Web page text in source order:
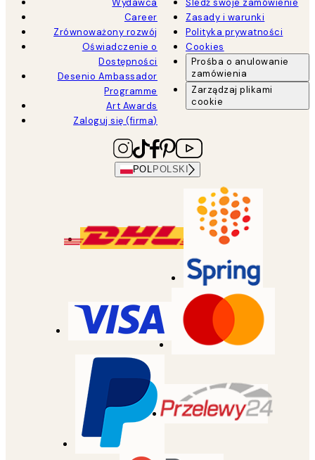
Wydawca
Career
Zrównoważony rozwój
Oświadczenie o
Dostępności
Desenio Ambassador
Programme
Art Awards
Zaloguj się (firma)
Śledź swoje zamówienie
Zasady i warunki
Polityka prywatności
Cookies
Prośba o anulowanie
zamówienia
Zarządzaj plikami
cookie
POL POLSKI